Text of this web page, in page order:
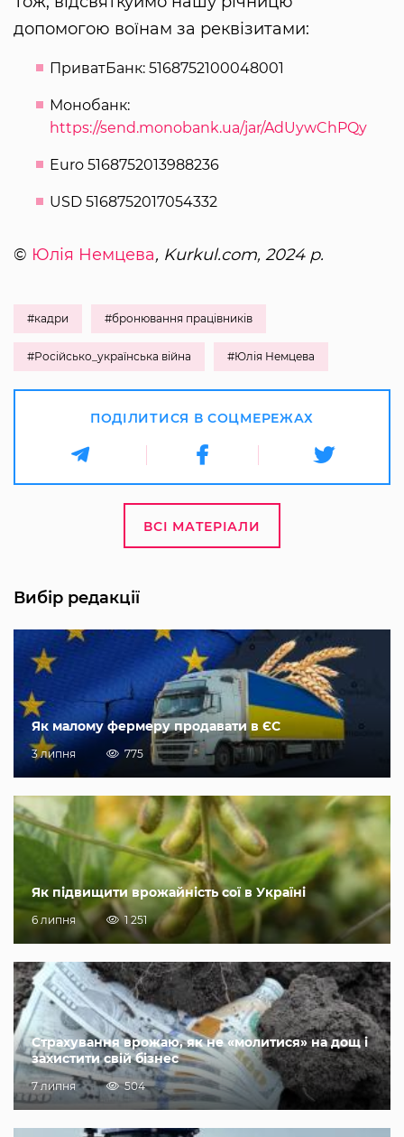
допомогою воїнам за реквізитами:
ПриватБанк: 5168752100048001
Монобанк:
https://send.monobank.ua/jar/AdUywChPQy
Euro 5168752013988236
USD 5168752017054332
© Юлія Немцева, Kurkul.com, 2024 р.
#кадри #бронювання працівників
#Російсько_українська війна #Юлія Немцева
ПОДІЛИТИСЯ В СОЦМЕРЕЖАХ
ВСІ МАТЕРІАЛИ
Вибір редакції
Як малому фермеру продавати в ЄС
3 липня 775
Як підвищити врожайність сої в Україні
6 липня 1 251
Страхування врожаю, як не «молитися» на дощ і
захистити свій бізнес
7 липня 504